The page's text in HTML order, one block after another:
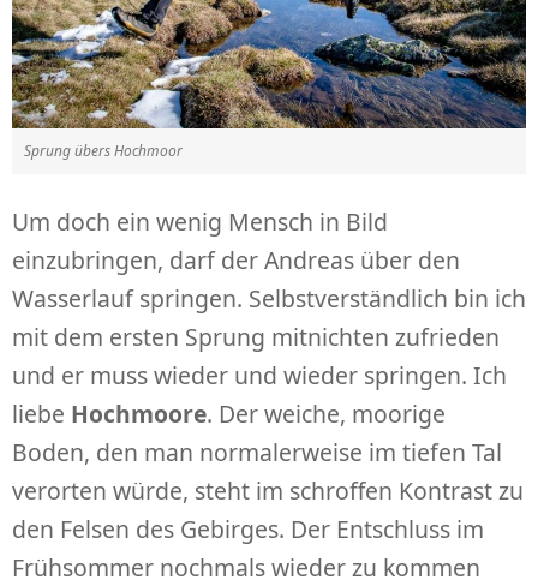
Sprung übers Hochmoor
Um doch ein wenig Mensch in Bild
einzubringen, darf der Andreas über den
Wasserlauf springen. Selbstverständlich bin ich
mit dem ersten Sprung mitnichten zufrieden
und er muss wieder und wieder springen. Ich
liebe Hochmoore. Der weiche, moorige
Boden, den man normalerweise im tiefen Tal
verorten würde, steht im schroffen Kontrast zu
den Felsen des Gebirges. Der Entschluss im
Frühsommer nochmals wieder zu kommen